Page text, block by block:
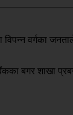
वर्गका
बगर शाखा